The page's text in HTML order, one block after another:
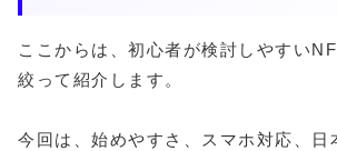
ここからは、初心者が検討しやすい
絞って紹介します。
今回は、始めやすさ、スマホ対応、日